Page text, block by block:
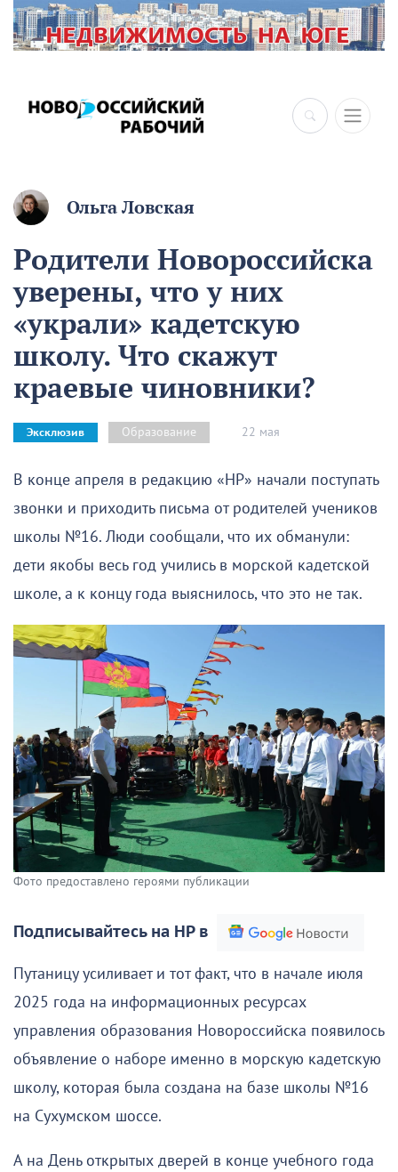
×
Ольга Ловская
Родители Новороссийска
уверены, что у них
«украли» кадетскую
школу. Что скажут
краевые чиновники?
Эксклюзив Образование 22 мая
В конце апреля в редакцию «НР» начали поступать
звонки и приходить письма от родителей учеников
школы №16. Люди сообщали, что их обманули:
дети якобы весь год учились в морской кадетской
школе, а к концу года выяснилось, что это не так.
Фото предоставлено героями публикации
Подписывайтесь на НР в
Путаницу усиливает и тот факт, что в начале июля
2025 года на информационных ресурсах
управления образования Новороссийска появилось
объявление о наборе именно в морскую кадетскую
школу, которая была создана на базе школы №16
на Сухумском шоссе.
А на День открытых дверей в конце учебного года